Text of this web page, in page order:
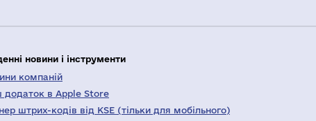
новини і інструменти
компаній
додаток в Apple Store
штрих-кодів від KSE (тільки для мобільного)